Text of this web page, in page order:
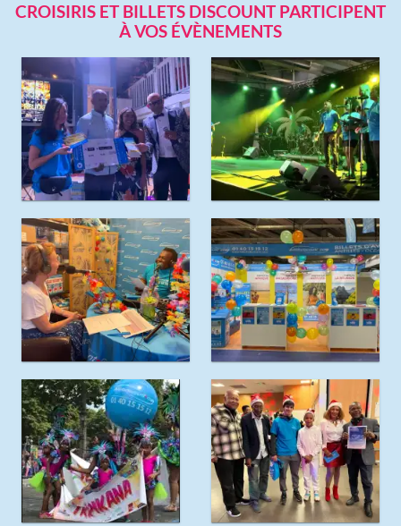
CROISIRIS ET BILLETS DISCOUNT PARTICIPENT
À VOS ÉVÈNEMENTS